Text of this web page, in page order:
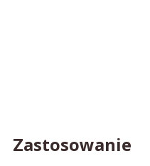
Zastosowanie